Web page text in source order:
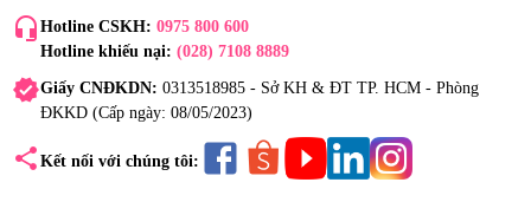
headset_mic Hotline CSKH: 0975 800 600
Hotline khiếu nại: (028) 7108 8889
verifiedGiấy CNĐKDN: 0313518985 - Sở KH & ĐT TP. HCM - Phòng
ĐKKD (Cấp ngày: 08/05/2023)
share Kết nối với chúng tôi: